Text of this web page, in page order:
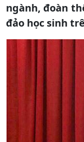
ngành, đoàn
đảo học sinh